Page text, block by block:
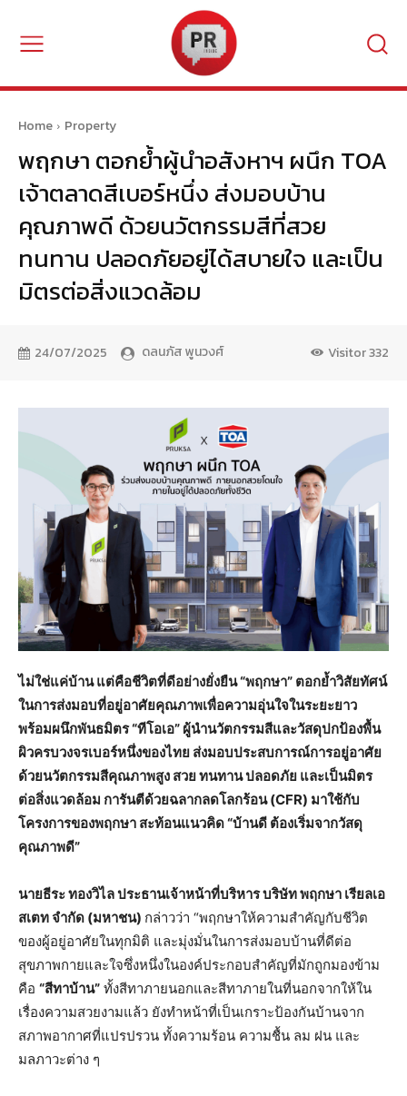
Home Property
พฤกษา​ ตอกย้ำผู้นำอสังหาฯ​ ผนึก​ TOA
เจ้าตลาดสีเบอร์หนึ่ง ส่งมอบบ้าน
คุณภาพดี​ ด้วยนวัตกรรมสีที่สวย
ทนทาน ปลอดภัยอยู่ได้สบายใจ และเป็น
มิตรต่อสิ่งแวดล้อม
24/07/2025 ดลนภัส พูนวงศ์ Visitor332
ไม่ใช่แค่บ้าน แต่คือชีวิตที่ดีอย่างยั่งยืน “พฤกษา” ตอกย้ำวิสัยทัศน์
ในการส่งมอบที่อยู่อาศัยคุณภาพเพื่อความอุ่นใจในระยะยาว
พร้อมผนึกพันธมิตร “ทีโอเอ” ผู้นำนวัตกรรมสีและวัสดุปกป้องพื้น
ผิวครบวงจรเบอร์หนึ่งของไทย ส่งมอบประสบการณ์การอยู่อาศัย
ด้วยนวัตกรรมสีคุณภาพสูง สวย ทนทาน ปลอดภัย และเป็นมิตร
ต่อสิ่งแวดล้อม การันตีด้วยฉลากลดโลกร้อน (CFR) มาใช้กับ
โครงการของพฤกษา สะท้อนแนวคิด “บ้านดี ต้องเริ่มจากวัสดุ
คุณภาพดี”
นายธีระ ทองวิไล ประธานเจ้าหน้าที่บริหาร บริษัท พฤกษา เรียลเอ
สเตท จำกัด (มหาชน) กล่าวว่า “พฤกษาให้ความสำคัญกับชีวิต
ของผู้อยู่อาศัยในทุกมิติ และมุ่งมั่นในการส่งมอบบ้านที่ดีต่อ
สุขภาพกายและใจซึ่งหนึ่งในองค์ประกอบสำคัญที่มักถูกมองข้าม
คือ “สีทาบ้าน” ทั้งสีทาภายนอกและสีทาภายในที่นอกจากให้ใน
เรื่องความสวยงามแล้ว ยังทำหน้าที่เป็นเกราะป้องกันบ้านจาก
สภาพอากาศที่แปรปรวน ทั้งความร้อน ความชื้น ลม ฝน และ
มลภาวะต่าง ๆ